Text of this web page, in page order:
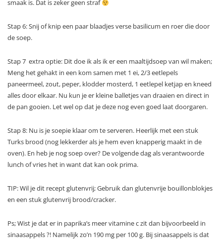
smaak is. Dat is zeker geen straf
Stap 6: Snij of knip een paar blaadjes verse basilicum en roer die door
de soep.
Stap 7 extra optie: Dit doe ik als ik er een maaltijdsoep van wil maken;
Meng het gehakt in een kom samen met 1 ei, 2/3 eetlepels
paneermeel, zout, peper, klodder mosterd, 1 eetlepel ketjap en kneed
alles door elkaar. Nu kun je er kleine balletjes van draaien en direct in
de pan gooien. Let wel op dat je deze nog even goed laat doorgaren.
Stap 8: Nu is je soepie klaar om te serveren. Heerlijk met een stuk
Turks brood (nog lekkerder als je hem even knapperig maakt in de
oven). En heb je nog soep over? De volgende dag als verantwoorde
lunch of vries het in want dat kan ook prima.
TIP: Wil je dit recept glutenvrij; Gebruik dan glutenvrije bouillonblokjes
en een stuk glutenvrij brood/cracker.
Ps; Wist je dat er in paprika’s meer vitamine c zit dan bijvoorbeeld in
sinaasappels ?! Namelijk zo’n 190 mg per 100 g. Bij sinaasappels is dat